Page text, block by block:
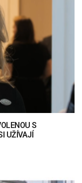
S
UŽÍVAJÍ